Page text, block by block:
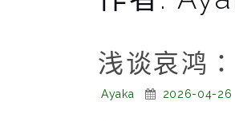
浅谈哀鸿
Posted
Ayaka
Posted
2026-04-26